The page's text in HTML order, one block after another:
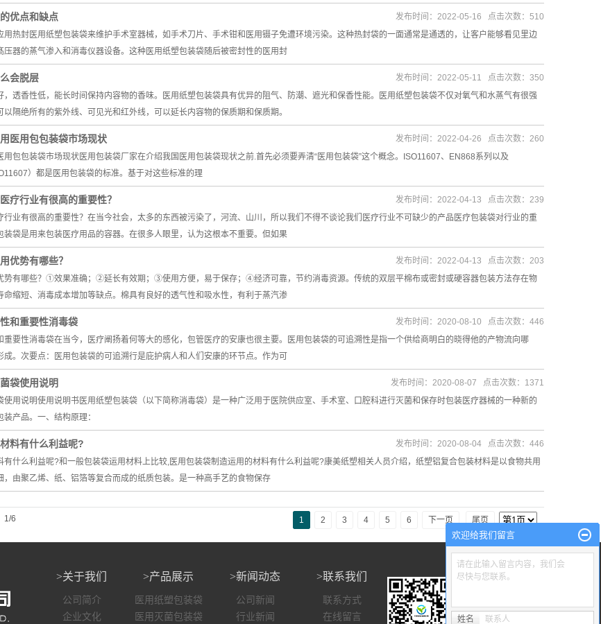
优点和缺点
用热封医用纸塑包装袋来维护手术室器械，如手术刀片、手术钳和医用镊子免遭环境污染。这种热封袋的一面通常是通透的，让客户能够看见里边
压器的蒸气渗入和消毒仪器设备。这种医用纸塑包装袋随后被密封性的医用封
发布时间：2022-05-16 点击次数：510
会脱层
，透香性低，能长时间保持内容物的香味。医用纸塑包装袋具有优异的阻气、防潮、遮光和保香性能。医用纸塑包装袋不仅对氧气和水蒸气有很强
隔绝所有的紫外线、可见光和红外线，可以延长内容物的保质期和保质期。
发布时间：2022-05-11 点击次数：350
医用包包装袋市场现状
用包包装袋市场现状医用包装袋厂家在介绍我国医用包装袋现状之前.首先必须要弄清“医用包装袋”这个概念。ISO11607、EN868系列以及
）都是医用包装袋的标准。基于对这些标准的理
发布时间：2022-04-26 点击次数：260
疗行业有很高的重要性？
行业有很高的重要性？在当今社会，太多的东西被污染了，河流、山川，所以我们不得不谈论我们医疗行业不可缺少的产品医疗包装袋对行业的重
装袋是用来包装医疗用品的容器。在很多人眼里，认为这根本不重要。但如果
发布时间：2022-04-13 点击次数：239
优势有哪些？
势有哪些？①效果准确；②延长有效期；③使用方便，易于保存；④经济可靠，节约消毒资源。传统的双层平棉布或密封或硬容器包装方法存在物
命缩短、消毒成本增加等缺点。棉具有良好的透气性和吸水性，有利于蒸汽渗
发布时间：2022-04-13 点击次数：203
和重要性消毒袋
重要性消毒袋在当今，医疗阐扬着何等大的感化，包管医疗的安康也很主要。医用包装袋的可追溯性是指一个供给商明白的晓得他的产物流向哪
成。次要点：医用包装袋的可追溯行是庇护病人和人们安康的环节点。作为可
发布时间：2020-08-10 点击次数：446
袋使用说明
使用说明使用说明书医用纸塑包装袋（以下简称消毒袋）是一种广泛用于医院供应室、手术室、口腔科进行灭菌和保存时包装医疗器械的一种新的
产品。一、结构原理：
发布时间：2020-08-07 点击次数：1371
料有什么利益呢?
有什么利益呢?和一般包装袋运用材料上比较,医用包装袋制造运用的材料有什么利益呢?康美纸塑相关人员介绍，纸塑铝复合包装材料是以食物共用
，由聚乙烯、纸、铝箔等复合而成的纸质包装。是一种高手艺的食物保存
发布时间：2020-08-04 点击次数：446
1/6 1 2 3 4 5 6 下一页 尾页
>关于我们
公司简介
企业文化
>产品展示
医用纸塑包装袋
医用灭菌包装袋
>新闻动态
公司新闻
行业新闻
>联系我们
联系方式
在线留言
欢迎给我们留言
请在此输入留言内容，我们会
尽快与您联系。
姓名 联系人